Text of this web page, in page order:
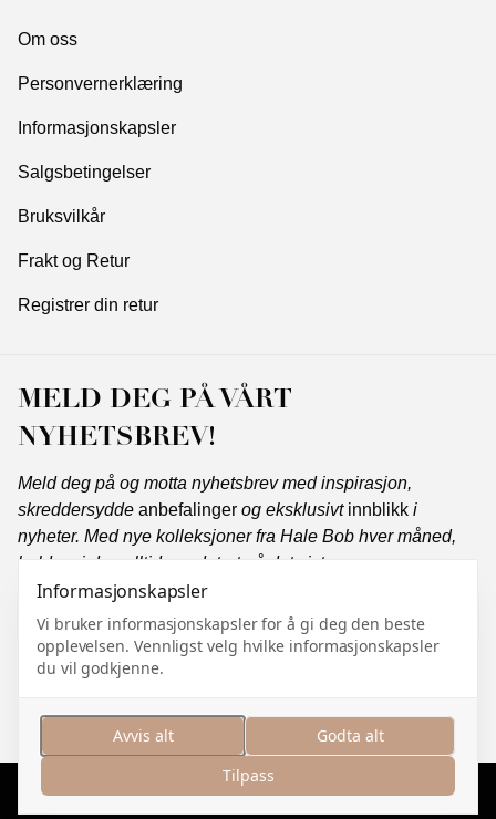
Om oss
Personvernerklæring
Informasjonskapsler
Salgsbetingelser
Bruksvilkår
Frakt og Retur
Registrer din retur
MELD DEG PÅ VÅRT
NYHETSBREV!
Meld deg på og motta nyhetsbrev med inspirasjon,
skreddersydde anbefalinger og eksklusivt innblikk i
nyheter. Med nye kolleksjoner fra Hale Bob hver måned,
holder vi deg alltid oppdatert på det siste.
Abonner
og jeg godtarpersonvernerklæringen.
Administrer informasjonskapsler
Informasjonskapsler
Vi bruker informasjonskapsler for å gi deg den beste
opplevelsen. Vennligst velg hvilke informasjonskapsler
du vil godkjenne.
Avvis alt
Godta alt
Tilpass